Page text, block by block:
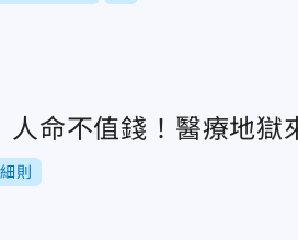
命不值錢！醫療地獄
則